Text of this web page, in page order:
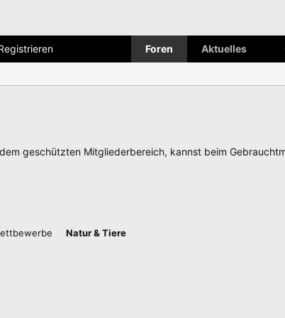
Foren Aktuelles
geschützten Mitgliederbereich, kannst beim
Natur & Tiere